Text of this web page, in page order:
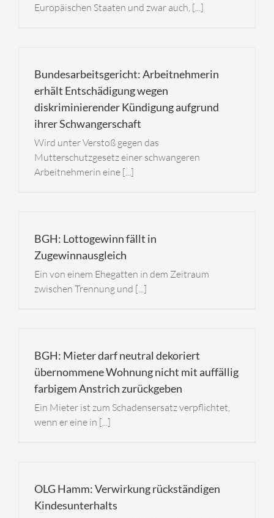
Europäischen Staaten und zwar auch, [...]
Bundesarbeitsgericht: Arbeitnehmerin
erhält Entschädigung wegen
diskriminierender Kündigung aufgrund
ihrer Schwangerschaft
Wird unter Verstoß gegen das
Mutterschutzgesetz einer schwangeren
Arbeitnehmerin eine [...]
BGH: Lottogewinn fällt in
Zugewinnausgleich
Ein von einem Ehegatten in dem Zeitraum
zwischen Trennung und [...]
BGH: Mieter darf neutral dekoriert
übernommene Wohnung nicht mit auffällig
farbigem Anstrich zurückgeben
Ein Mieter ist zum Schadensersatz verpflichtet,
wenn er eine in [...]
OLG Hamm: Verwirkung rückständigen
Kindesunterhalts